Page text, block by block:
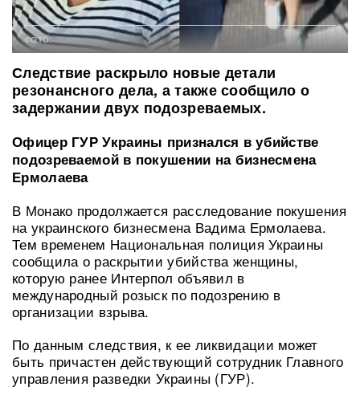
ФОТО:
Следствие раскрыло новые детали
резонансного дела, а также сообщило о
задержании двух подозреваемых.
Офицер ГУР Украины признался в убийстве
подозреваемой в покушении на бизнесмена
Ермолаева
В Монако продолжается расследование покушения
на украинского бизнесмена Вадима Ермолаева.
Тем временем Национальная полиция Украины
сообщила о раскрытии убийства женщины,
которую ранее Интерпол объявил в
международный розыск по подозрению в
организации взрыва.
По данным следствия, к ее ликвидации может
быть причастен действующий сотрудник Главного
управления разведки Украины (ГУР).